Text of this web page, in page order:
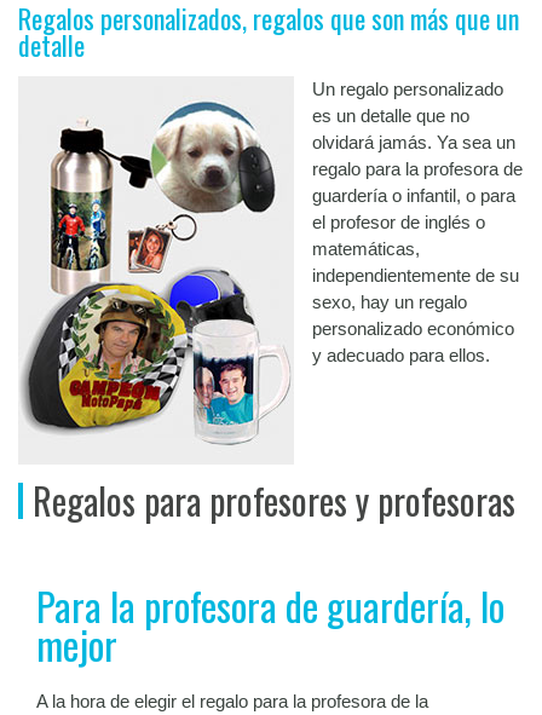
Regalos personalizados, regalos que son más que un
detalle
Un regalo personalizado
es un detalle que no
olvidará jamás. Ya sea un
regalo para la profesora de
guardería o infantil, o para
el profesor de inglés o
matemáticas,
independientemente de su
sexo, hay un regalo
personalizado económico
y adecuado para ellos.
Regalos para profesores y profesoras
Para la profesora de guardería, lo
mejor
A la hora de elegir el regalo para la profesora de la